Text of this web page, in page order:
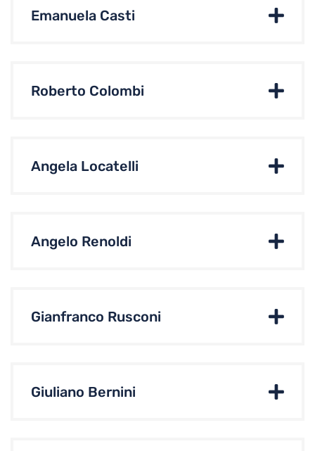
Emanuela Casti
Roberto Colombi
Angela Locatelli
Angelo Renoldi
Gianfranco Rusconi
Giuliano Bernini